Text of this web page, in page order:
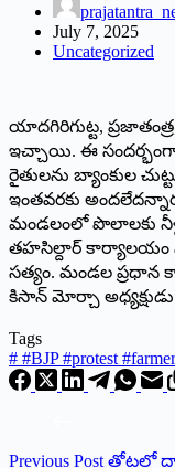
July 7, 2025
Uncategorized
యాదగిరిగుట్ట,
ఇచ్చాయి. ఈ సందర్భంగా
రైతులను బ్యాంకుల
ఇంతవరకు
మండలంలో పొలాలకు
తహసిల్దార్‌ కార్యాలయం
సత్యం. మండల ప్రధాన
కిసాన్‌ మోర్చా
Tags
# #BJP #protest
Previous Post తోటలో